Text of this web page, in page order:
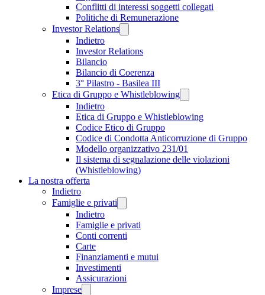
Conflitti di interessi soggetti collegati
Politiche di Remunerazione
Investor Relations
Indietro
Investor Relations
Bilancio
Bilancio di Coerenza
3° Pilastro - Basilea III
Etica di Gruppo e Whistleblowing
Indietro
Etica di Gruppo e Whistleblowing
Codice Etico di Gruppo
Codice di Condotta Anticorruzione di Gruppo
Modello organizzativo 231/01
Il sistema di segnalazione delle violazioni
(Whistleblowing)
La nostra offerta
Indietro
Famiglie e privati
Indietro
Famiglie e privati
Conti correnti
Carte
Finanziamenti e mutui
Investimenti
Assicurazioni
Imprese